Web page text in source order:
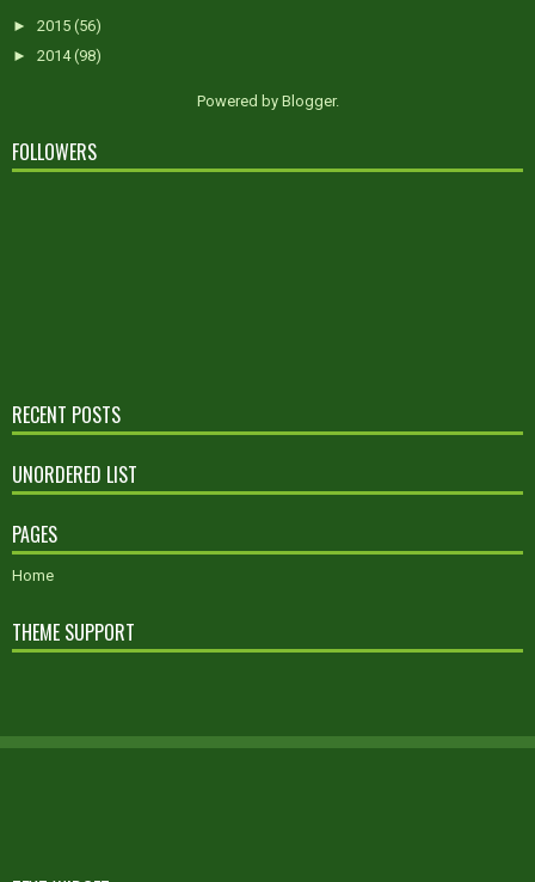
► 2015 (56)
► 2014(98)
Powered by Blogger.
FOLLOWERS
RECENT POSTS
UNORDERED LIST
PAGES
Home
THEME SUPPORT